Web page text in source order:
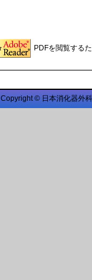
PDFを閲覧する
Copyright © 日本消化器外